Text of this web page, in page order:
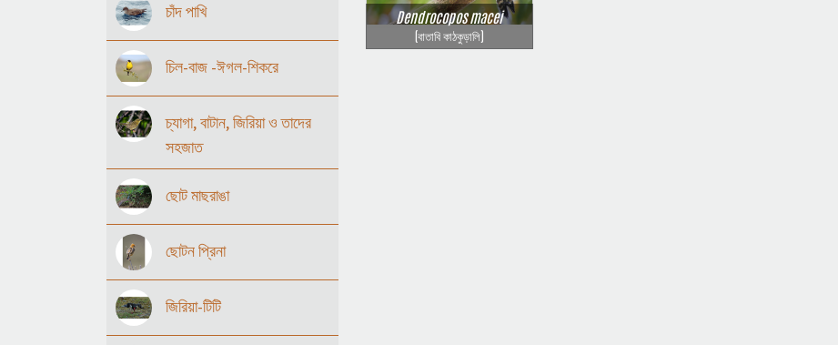
চাঁদ পাখি
চিল-বাজ -ঈগল-শিকরে
চ্যাগা, বাটান, জিরিয়া ও তাদের
সহজাত
ছোট মাছরাঙা
ছোটন প্রিনা
জিরিয়া-টিটি
Dendrocopos macei
(বাতাবি কাঠকুড়ালি)